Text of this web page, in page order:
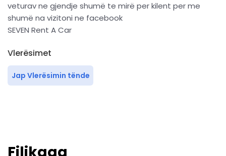
veturav ne gjendje shumë te mirë per kilent per me
shumë na vizitoni ne facebook
SEVEN Rent A Car
Vlerësimet
Jap Vlerësimin tënde